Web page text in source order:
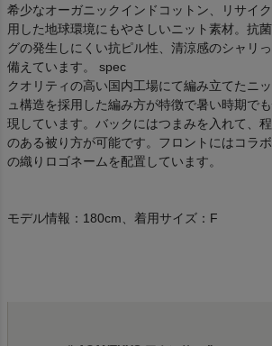
希少なオーガニックインドコットン、リサイ
用した地球環境にもやさしいニット素材。抗
グの発生しにくい抗ピル性、清涼感のシャリ
備えています。 spec
クオリティの高い国内工場にて編み立てたニ
ュ構造を採用した編み方が特徴で暑い時期で
現しています。バックにはつまみを入れて、
のある被り方が可能です。フロントにはコラ
の織りロゴネームを配置しています。
モデル情報：180cm、着用サイズ：F